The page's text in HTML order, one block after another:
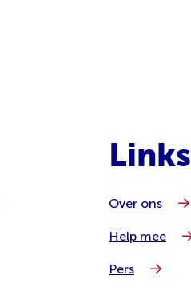
Links
Over ons
Help mee
Pers